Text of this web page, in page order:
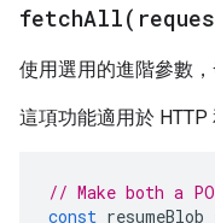
fetchAll(
使用選用的進階參數
這項功能適用於 HTTP
// Make both a
const resumeBlob